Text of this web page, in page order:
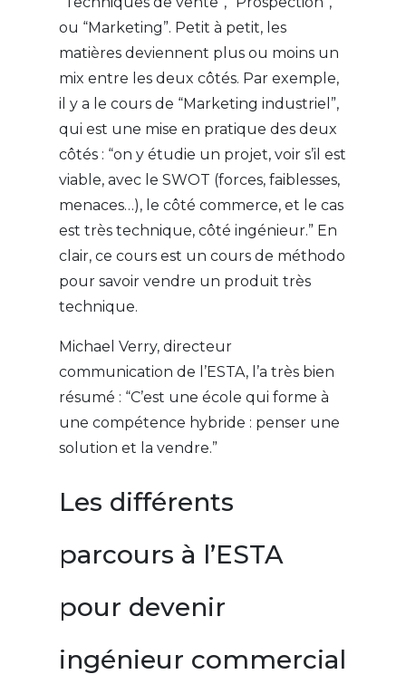
ou “Marketing”. Petit à petit, les
matières deviennent plus ou moins un
mix entre les deux côtés. Par exemple,
il y a le cours de “Marketing industriel”,
qui est une mise en pratique des deux
côtés : “on y étudie un projet, voir s’il est
viable, avec le SWOT (forces, faiblesses,
menaces…), le côté commerce, et le cas
est très technique, côté ingénieur.” En
clair, ce cours est un cours de méthodo
pour savoir vendre un produit très
technique.
Michael Verry, directeur
communication de l’ESTA, l’a très bien
résumé : “C’est une école qui forme à
une compétence hybride : penser une
solution et la vendre.”
Les différents
parcours à l’ESTA
pour devenir
ingénieur commercial